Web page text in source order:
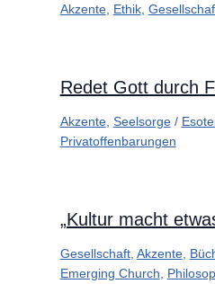
Akzente, Ethik,
Redet Gott durch
Akzente, Seelsorge/
Privatoffenbarungen
„Kultur macht
Gesellschaft, Akzente,
Emerging Church